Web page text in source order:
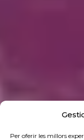
Per oferir les millors